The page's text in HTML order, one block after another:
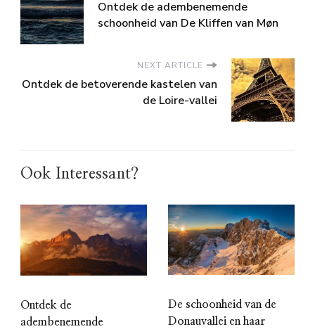
Ontdek de adembenemende
schoonheid van De Kliffen van Møn
NEXT ARTICLE
Ontdek de betoverende kastelen van
de Loire-vallei
Ook Interessant?
Ontdek de
adembenemende
De schoonheid van de
Donauvallei en haar